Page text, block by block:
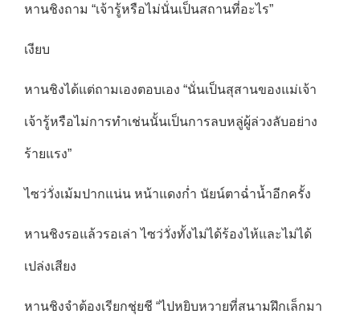
หานชิงถาม “เจ้ารู้หรือไม่นั่นเป็นสถานที่อะไร”
เงียบ
หานชิงได้แต่ถามเองตอบเอง “นั่นเป็นสุสานของแม่เจ้า
เจ้ารู้หรือไม่การทำเช่นนั้นเป็นการลบหลู่ผู้ล่วงลับอย่าง
ร้ายแรง”
ไซว่วั่งเม้มปากแน่น หน้าแดงก่ำ นัยน์ตาฉ่ำน้ำอีกครั้ง
หานชิงรอแล้วรอเล่า ไซว่วั่งทั้งไม่ได้ร้องไห้และไม่ได้
เปล่งเสียง
หานชิงจำต้องเรียกชุ่ยชี “ไปหยิบหวายที่สนามฝึกเล็กมา